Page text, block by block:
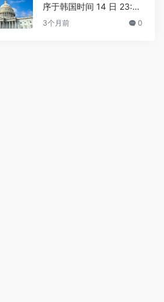
序于韩国时间 14 日 23:3
0 进行
3个月前 0